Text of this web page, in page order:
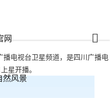
网
然风景
吗)-www.尊龙凯时888
电视台卫星频道，是四川广播电
星开播。